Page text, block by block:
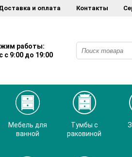
и оплата Контакты
работы:
с 9:00 до 19:00
Мебель для
ванной
Тумбы с
раковиной